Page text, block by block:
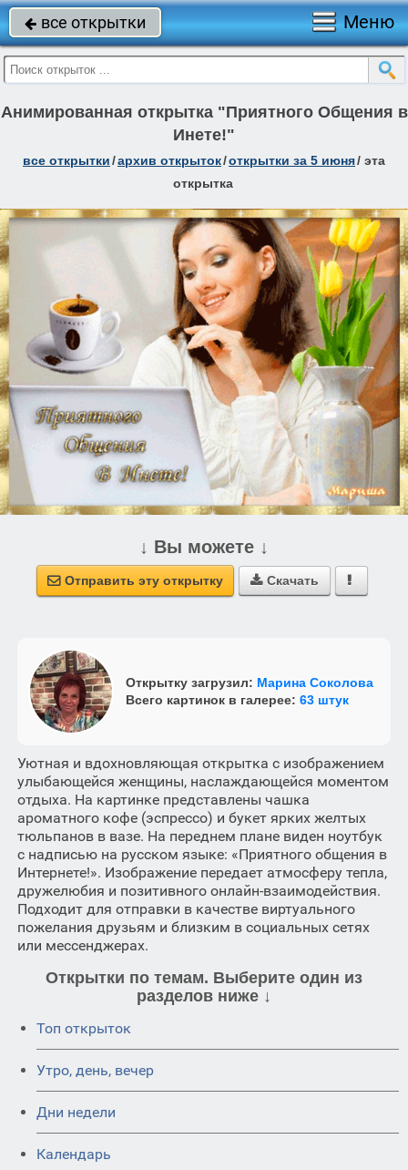
 все открытки Меню
Анимированная открытка "Приятного Общения в
Инете!"
все открытки/архив открыток/открытки за 5 июня/ эта
открытка
↓ Вы можете ↓
 Отправить эту открытку  Скачать 
Открытку загрузил: Марина Соколова
Всего картинок в галерее: 63 штук
Уютная и вдохновляющая открытка с изображением
улыбающейся женщины, наслаждающейся моментом
отдыха. На картинке представлены чашка
ароматного кофе (эспрессо) и букет ярких желтых
тюльпанов в вазе. На переднем плане виден ноутбук
с надписью на русском языке: «Приятного общения в
Интернете!». Изображение передает атмосферу тепла,
дружелюбия и позитивного онлайн-взаимодействия.
Подходит для отправки в качестве виртуального
пожелания друзьям и близким в социальных сетях
или мессенджерах.
Открытки по темам. Выберите один из
разделов ниже ↓
Топ открыток
Утро, день, вечер
Дни недели
Календарь